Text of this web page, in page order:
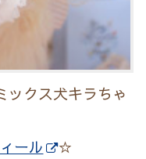
ックス犬キラちゃ
ール ☆